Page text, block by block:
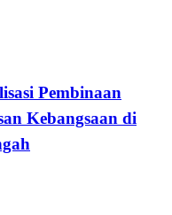
Pembinaan
Kebangsaan di